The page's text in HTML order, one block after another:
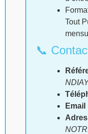
Tout
📞
Email